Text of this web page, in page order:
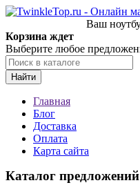
Ваш
Корзина ждет
Выберите любое
Найти
Главная
Блог
Доставка
Оплата
Карта сайта
Каталог предложений